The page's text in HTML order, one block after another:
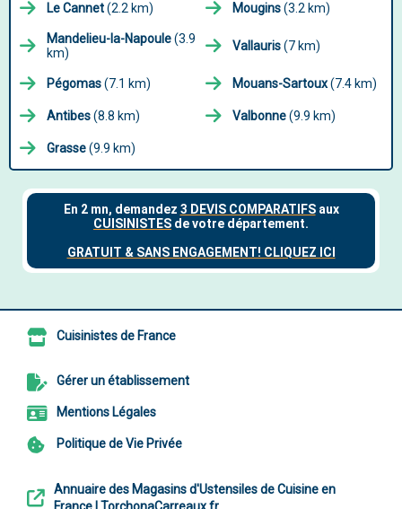
Le Cannet(2.2 km) Mougins(3.2 km)
Mandelieu-la-Napoule(3.9
km)
Vallauris(7 km)
Pégomas(7.1 km) Mouans-Sartoux(7.4 km)
Antibes(8.8 km) Valbonne(9.9 km)
Grasse(9.9 km)
Cuisinistes de France
Gérer un établissement
Mentions Légales
Politique de Vie Privée
Annuaire des Magasins d'Ustensiles de Cuisine en